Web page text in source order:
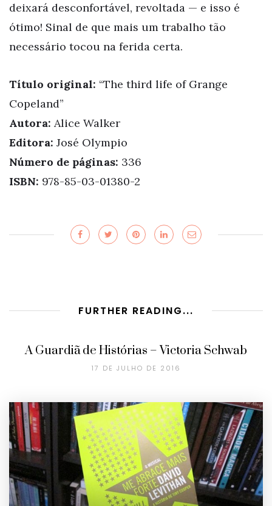
deixará desconfortável, revoltada — e isso é
ótimo! Sinal de que mais um trabalho tão
necessário tocou na ferida certa.
Título original: “The third life of Grange
Copeland”
Autora: Alice Walker
Editora: José Olympio
Número de páginas: 336
ISBN: 978-85-03-01380-2
FURTHER READING...
A Guardiã de Histórias – Victoria Schwab
17 DE JULHO DE 2016